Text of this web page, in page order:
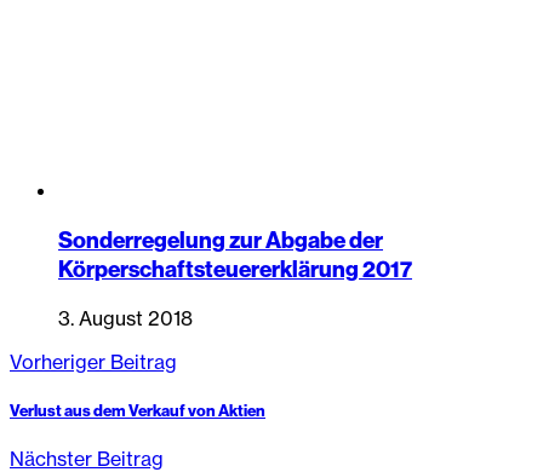
Sonderregelung zur Abgabe der
Körperschaftsteuererklärung 2017
3. August 2018
Vorheriger Beitrag
Verlust aus dem Verkauf von Aktien
Nächster Beitrag